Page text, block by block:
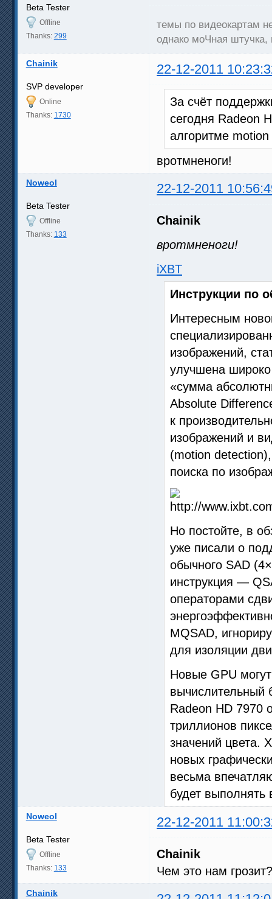
Beta Tester
Offline
Thanks: 299
темы по видеокартам
однако моЧная штучка,
Chainik 22-12-2011
SVP developer
Online
Thanks: 1730
За счёт
сегодня Radeon
алгоритме
вротмненоги!
Noweol 22-12-2011
Beta Tester
Offline
Thanks: 133
Chainik
вротмненоги!
iXBT
Инструкции по
Интересным
изображений,
улучшена широко
«сумма
Absolute
к
изображений и
(motion
поиска по
Но постойте, в
уже писали о
обычного SAD
инструкция —
операторами
MQSAD,
для изоляции
Новые GPU
вычислительный
Radeon HD 7970
триллионов
значений цвета.
новых
весьма
будет
Noweol 22-12-2011
Beta Tester
Offline
Thanks: 133
Chainik
Чем это нам
Chainik